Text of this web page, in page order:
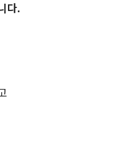
다.